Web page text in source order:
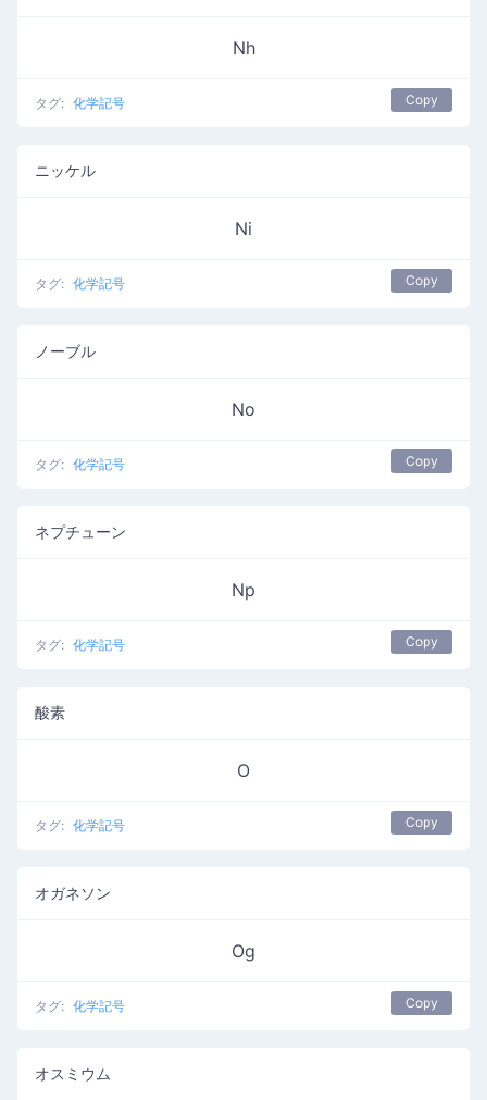
Nh
タグ: 化学記号 Copy
ニッケル
Ni
タグ: 化学記号 Copy
ノーブル
No
タグ: 化学記号 Copy
ネプチューン
Np
タグ: 化学記号 Copy
酸素
O
タグ: 化学記号 Copy
オガネソン
Og
タグ: 化学記号 Copy
オスミウム